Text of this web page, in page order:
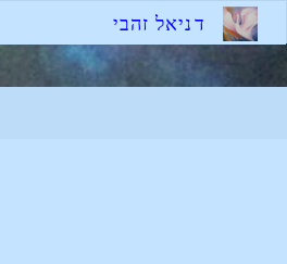
לתוכן
דניאל זהבי